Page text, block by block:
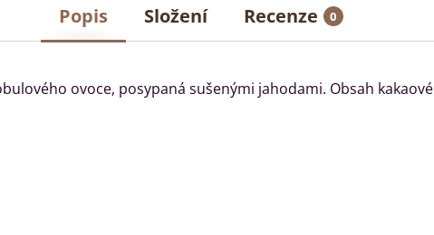
Popis Složení Recenze 0
ovoce, posypaná sušenými jahodami. Obsah kakaové